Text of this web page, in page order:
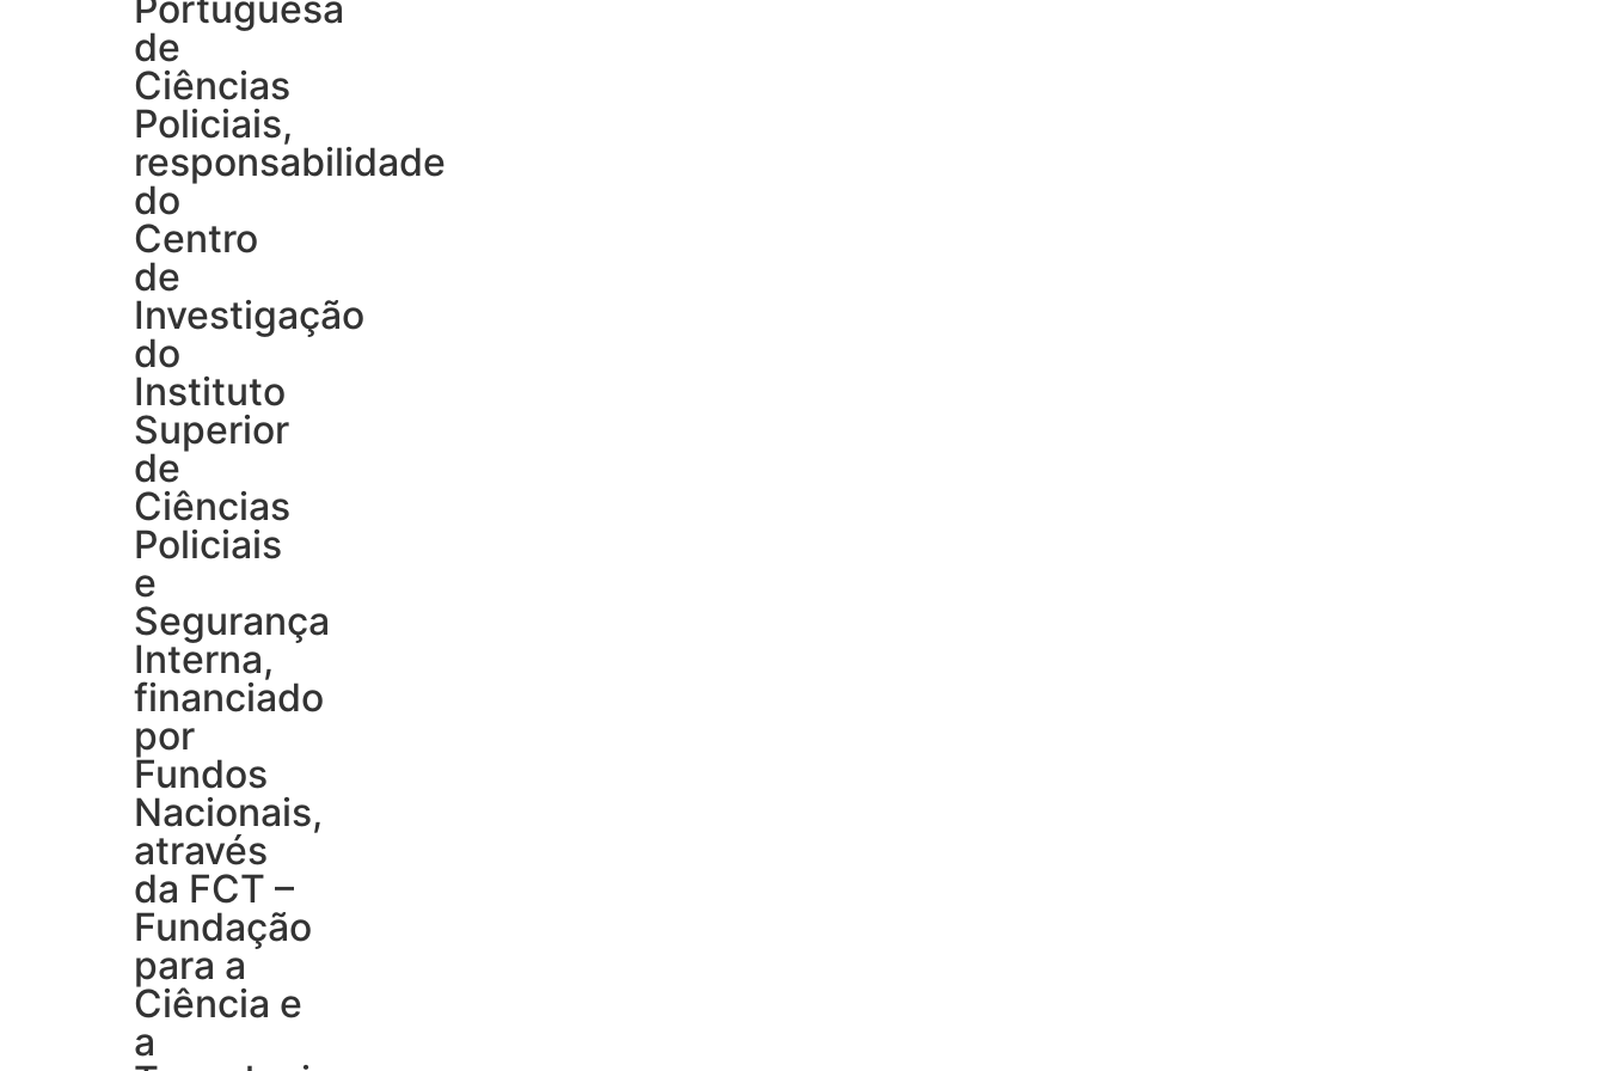
de
Ciências
Policiais,
responsabilidade
do
Centro
de
Investigação
do
Instituto
Superior
de
Ciências
Policiais
e
Segurança
Interna,
financiado
por
Fundos
Nacionais,
através
da FCT –
Fundação
para a
Ciência e
a